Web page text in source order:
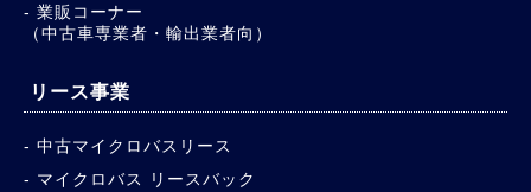
業販コーナー
（中古車専業者・輸出業者向）
リース事業
中古マイクロバスリース
マイクロバス リースバック